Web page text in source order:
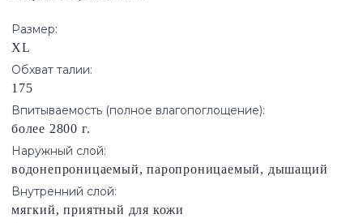
Размер:
XL
Обхват талии:
175
Впитываемость (полное влагопоглощение):
более 2800 г.
Наружный слой:
водонепроницаемый, паропроницаемый, дышащий
Внутренний слой:
мягкий, приятный для кожи